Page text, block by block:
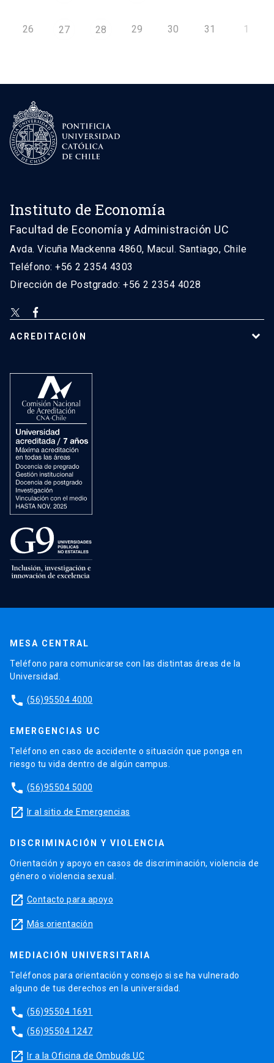
26 27 28 29 30 31 1
Instituto de Economía
Facultad de Economía y Administración UC
Avda. Vicuña Mackenna 4860, Macul. Santiago, Chile
Teléfono: +56 2 2354 4303
Dirección de Postgrado: +56 2 2354 4028
ACREDITACIÓN
MESA CENTRAL
Teléfono para comunicarse con las distintas áreas de la
Universidad.
phone (56)95504 4000
EMERGENCIAS UC
Teléfono en caso de accidente o situación que ponga en
riesgo tu vida dentro de algún campus.
phone (56)95504 5000
launch Ir al sitio de Emergencias
DISCRIMINACIÓN Y VIOLENCIA
Orientación y apoyo en casos de discriminación, violencia de
género o violencia sexual.
launch Contacto para apoyo
launch Más orientación
MEDIACIÓN UNIVERSITARIA
Teléfonos para orientación y consejo si se ha vulnerado
alguno de tus derechos en la universidad.
phone (56)95504 1691
phone (56)95504 1247
launch Ir a la Oficina de Ombuds UC